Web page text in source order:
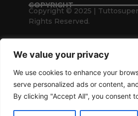
We value your privacy
We use cookies to enhance your
serve personalized ads or content,
By clicking "Accept All", you consent
COPYRIGHT
Copyright © 2025 |
Rights Reserved.
Privacy Policy
Cookie Policy